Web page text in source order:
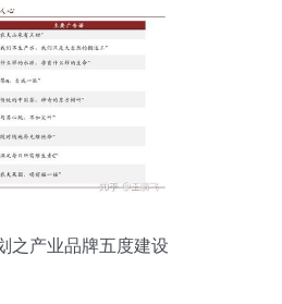
之产业品牌五度建设